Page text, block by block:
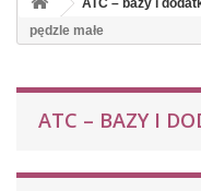
ATC – bazy i
pędzle małe
ATC – BAZY I